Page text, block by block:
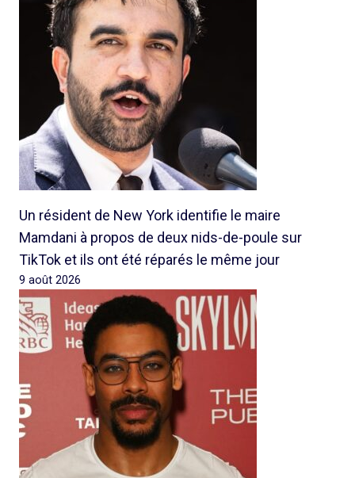
Un résident de New York identifie le maire
Mamdani à propos de deux nids-de-poule sur
TikTok et ils ont été réparés le même jour
9 août 2026